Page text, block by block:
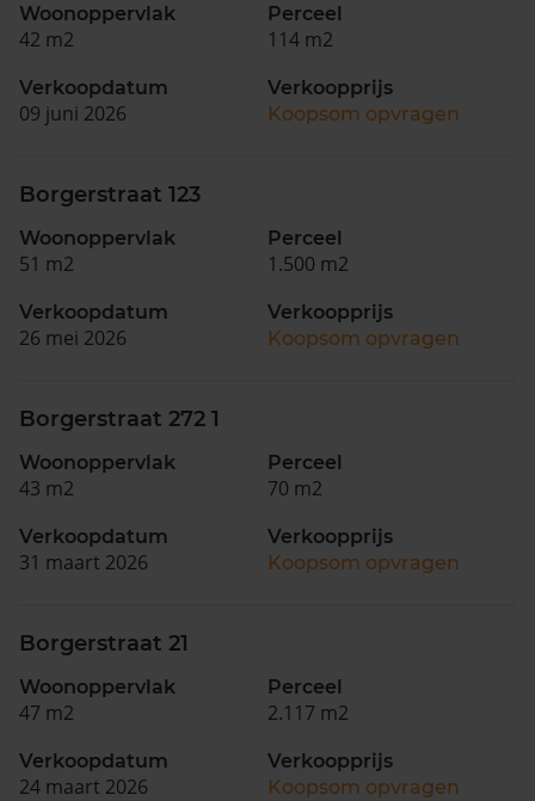
Woonoppervlak
42 m2
Perceel
114 m2
Verkoopdatum
09 juni 2026
Verkoopprijs
Koopsom opvragen
Borgerstraat 123
Woonoppervlak
51 m2
Perceel
1.500 m2
Verkoopdatum
26 mei 2026
Verkoopprijs
Koopsom opvragen
Borgerstraat 272 1
Woonoppervlak
43 m2
Perceel
70 m2
Verkoopdatum
31 maart 2026
Verkoopprijs
Koopsom opvragen
Borgerstraat 21
Woonoppervlak
47 m2
Perceel
2.117 m2
Verkoopdatum
24 maart 2026
Verkoopprijs
Koopsom opvragen